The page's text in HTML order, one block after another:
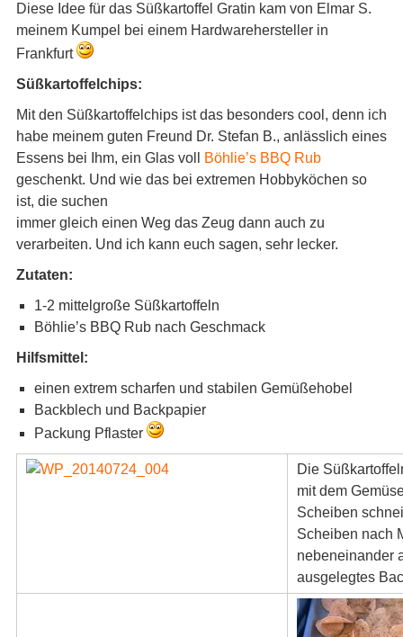
Diese Idee für das Süßkartoffel Gratin kam von Elmar S.
meinem Kumpel bei einem Hardwarehersteller in
Frankfurt
Süßkartoffelchips:
Mit den Süßkartoffelchips ist das besonders cool, denn ich
habe meinem guten Freund Dr. Stefan B., anlässlich eines
Essens bei Ihm, ein Glas voll
Böhlie’s BBQ Rub
geschenkt. Und wie das bei extremen Hobbyköchen so
ist, die suchen
immer gleich einen Weg das Zeug dann auch zu
verarbeiten. Und ich kann euch sagen, sehr lecker.
Zutaten:
1-2 mittelgroße Süßkartoffeln
Böhlie’s BBQ Rub nach Geschmack
Hilfsmittel:
einen extrem scharfen und stabilen Gemüßehobel
Backblech und Backpapier
Packung Pflaster
Die
mit dem
Scheiben
Scheiben nach
nebeneinander
ausgelegtes